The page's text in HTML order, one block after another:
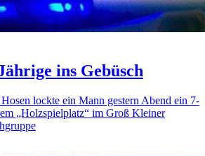
ins Gebüsch
lockte ein Mann gestern Abend ein 7-
„Holzspielplatz“ im Groß Kleiner